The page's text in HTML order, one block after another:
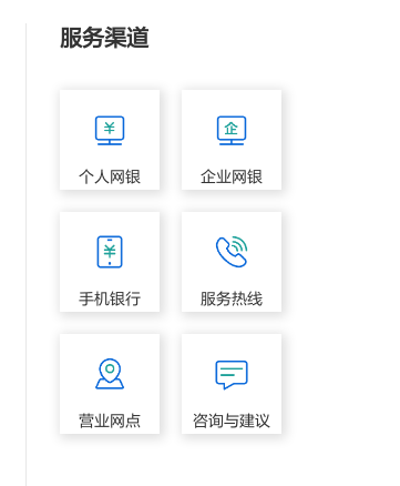
服务渠道
个人网银 企业网银
手机银行 服务热线
营业网点 咨询与建议